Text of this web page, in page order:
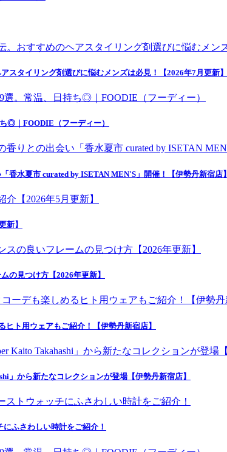
タイリング剤選びに悩むメンズは必見！【2026年7月更新】
◎｜FOODIE（フーディー）
水夏市 curated by ISETAN MEN'S」開催！【伊勢丹新宿店】
新】
の見つけ方【2026年更新】
ト用ウェアもご紹介！【伊勢丹新宿店】
」から新たなコレクションが登場【伊勢丹新宿店】
ふさわしい時計をご紹介！